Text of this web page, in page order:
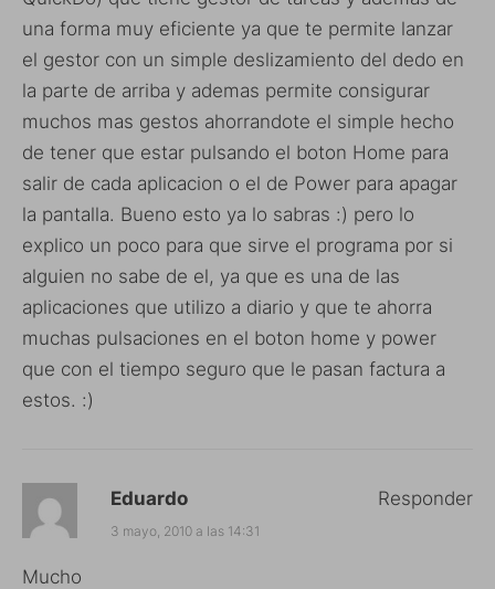
una forma muy eficiente ya que te permite lanzar
el gestor con un simple deslizamiento del dedo en
la parte de arriba y ademas permite consigurar
muchos mas gestos ahorrandote el simple hecho
de tener que estar pulsando el boton Home para
salir de cada aplicacion o el de Power para apagar
la pantalla. Bueno esto ya lo sabras :) pero lo
explico un poco para que sirve el programa por si
alguien no sabe de el, ya que es una de las
aplicaciones que utilizo a diario y que te ahorra
muchas pulsaciones en el boton home y power
que con el tiempo seguro que le pasan factura a
estos. :)
Eduardo
3 mayo, 2010 a las 14:31
Mucho
Responder